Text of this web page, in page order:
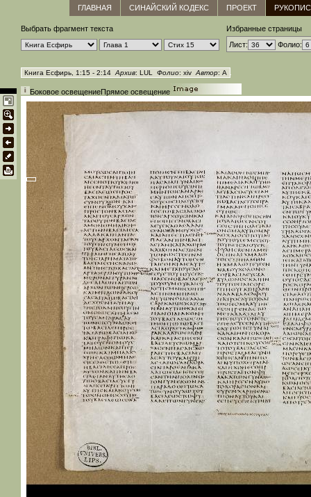
ГЛАВНАЯ СИНАЙСКИЙ КОДЕКС ПРОЕКТ
Выбрать фрагмент текста
Избранные страницы
Лист:
Фолио:
Книга Есфирь, 1:15 - 2:14 Архив: LUL Фолио: xiv Автор: A
Боковое освещениеПрямое освещение